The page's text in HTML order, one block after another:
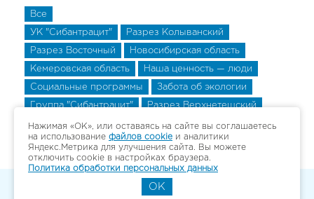
Все
УК "Сибантрацит" Разрез Колыванский
Разрез Восточный Новосибирская область
Кемеровская область Наша ценность — люди
Социальные программы Забота об экологии
Группа "Сибантрацит" Разрез Верхнетешский
Разрез Верхнетешский Разрез Верхнетешский
Нажимая «ОК», или оставаясь на сайте вы соглашаетесь
на использование файлов cookie и аналитики
Яндекс.Метрика для улучшения сайта. Вы можете
отключить cookie в настройках браузера.
Политика обработки персональных данных
OK